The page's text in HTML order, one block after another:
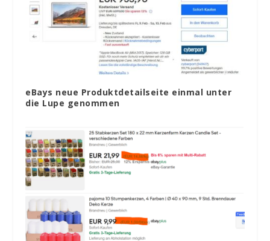
eBays neue Produktdetailseite einmal unter
die Lupe genommen